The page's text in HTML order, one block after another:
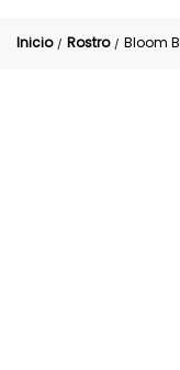
Inicio / Rostro / Bloom